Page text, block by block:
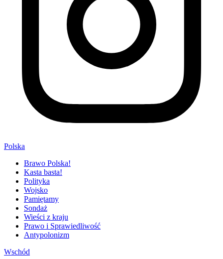
Polska
Brawo Polska!
Kasta basta!
Polityka
Wojsko
Pamiętamy
Sondaż
Wieści z kraju
Prawo i Sprawiedliwość
Antypolonizm
Wschód